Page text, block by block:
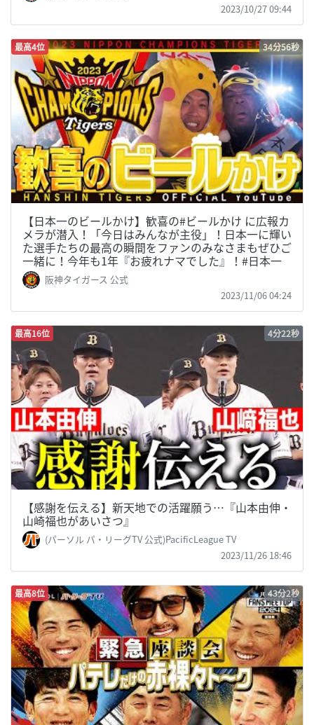
2023/10/27 09:44
最高4位 34分56秒
【日本一のビールかけ】歓喜の#ビールかけ に広報カ
メラが潜入！「今日はみんなが主役」！日本一に輝い
た選手たちの最高の瞬間をファンのみなさまもぜひご
一緒に！今年も1年『お疲れナマでした』！#日本一
阪神タイガース 公式
2023/11/06 04:24
最高16位 4分22秒
【感謝を伝える】新天地での活躍願う…『山本由伸・
山崎福也があいさつ』
(パーソル パ・リーグTV 公式)PacificLeague TV
2023/11/26 18:46
最高8位 43分2秒